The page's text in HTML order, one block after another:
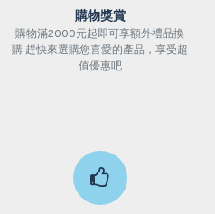
購物獎賞
購物滿2000元起即可享額外禮品換
購 趕快來選購您喜愛的產品，享受超
值優惠吧